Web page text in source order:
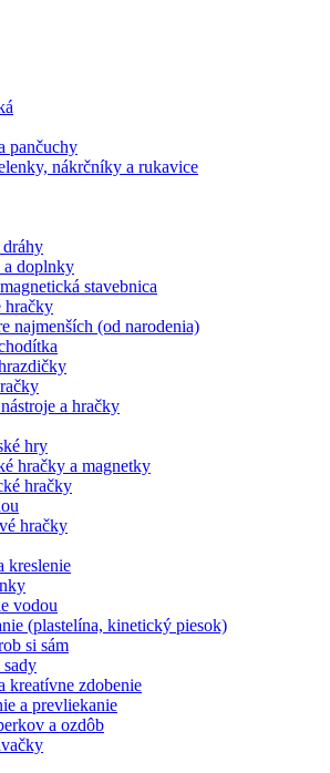
pančuchy
nákrčníky a rukavice
doplnky
stavebnica
hračky
najmenších (od narodenia)
a hračky
hry
hračky a magnetky
hračky
hračky
kreslenie
vodou
(plastelína, kinetický piesok)
si sám
kreatívne zdobenie
a prevliekanie
a ozdôb